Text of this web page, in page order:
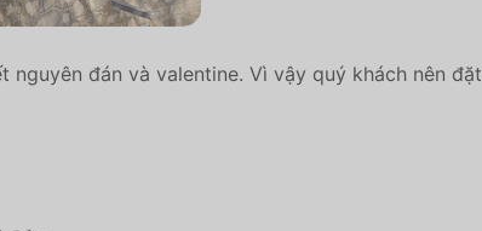
đán và valentine. Vì vậy quý khách nên đặt